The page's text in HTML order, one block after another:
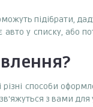
підібрати,
у списку, або
різні способи
з вами